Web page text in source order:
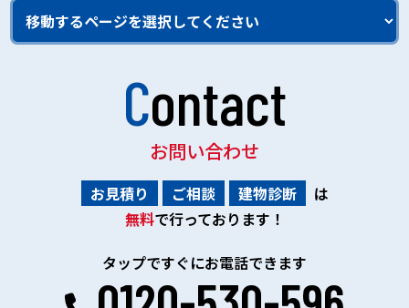
Contact
お問い合わせ
お見積り ご相談 建物診断
は
無料で行っております！
タップですぐにお電話できます